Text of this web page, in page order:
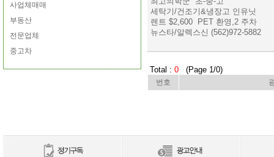
사업체매매
부동산
전문업체
중고차
세탁기/건조기&냉장고 인유닛
렌트 $2,600 PET 환영,2 주차
뉴스타/알렉스신 (562)972-5882
Total : 0 (Page 1/0)
번호